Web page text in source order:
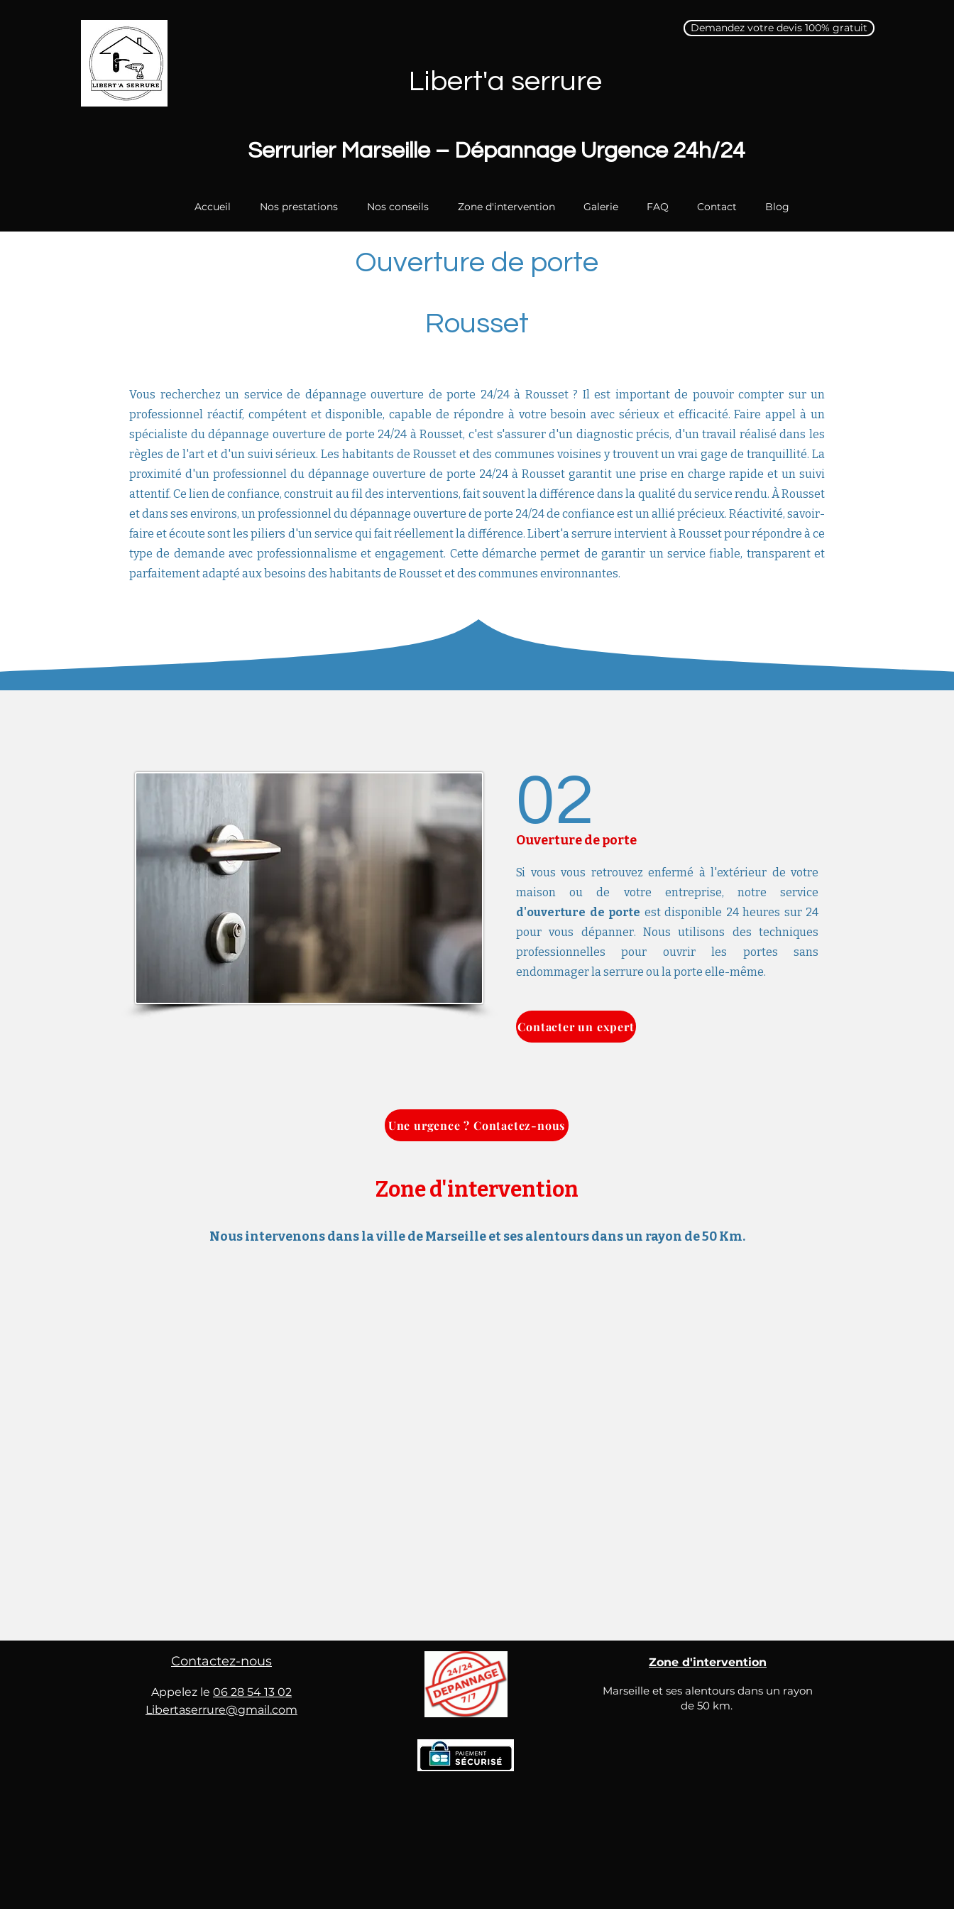
Demandez votre devis 100% gratuit
Libert'a serrure
Serrurier Marseille – Dépannage Urgence 24h/24
Accueil Nos prestations Nos conseils Zone d'intervention Galerie FAQ Contact Blog
Ouverture de porte
Rousset
Vous recherchez un service de dépannage ouverture de porte 24/24 à Rousset ? Il est important de pouvoir compter sur un
professionnel réactif, compétent et disponible, capable de répondre à votre besoin avec sérieux et efficacité. Faire appel à un
spécialiste du dépannage ouverture de porte 24/24 à Rousset, c'est s'assurer d'un diagnostic précis, d'un travail réalisé dans les
règles de l'art et d'un suivi sérieux. Les habitants de Rousset et des communes voisines y trouvent un vrai gage de tranquillité. La
proximité d'un professionnel du dépannage ouverture de porte 24/24 à Rousset garantit une prise en charge rapide et un suivi
attentif. Ce lien de confiance, construit au fil des interventions, fait souvent la différence dans la qualité du service rendu. À Rousset
et dans ses environs, un professionnel du dépannage ouverture de porte 24/24 de confiance est un allié précieux. Réactivité, savoir-
faire et écoute sont les piliers d'un service qui fait réellement la différence. Libert'a serrure intervient à Rousset pour répondre à ce
type de demande avec professionnalisme et engagement. Cette démarche permet de garantir un service fiable, transparent et
parfaitement adapté aux besoins des habitants de Rousset et des communes environnantes.
02
Ouverture de porte
Si vous vous retrouvez enfermé à l'extérieur de votre
maison ou de votre entreprise, notre service
d'ouverture de porte est disponible 24 heures sur 24
pour vous dépanner. Nous utilisons des techniques
professionnelles pour ouvrir les portes sans
endommager la serrure ou la porte elle-même.
Contacter un expert
Une urgence ? Contactez-nous
Zone d'intervention
Nous intervenons dans la ville de Marseille et ses alentours dans un rayon de 50 Km.
Contactez-nous
Appelez le 06 28 54 13 02
Libertaserrure@gmail.com
Zone d'intervention
Marseille et ses alentours dans un rayon
de 50 km.